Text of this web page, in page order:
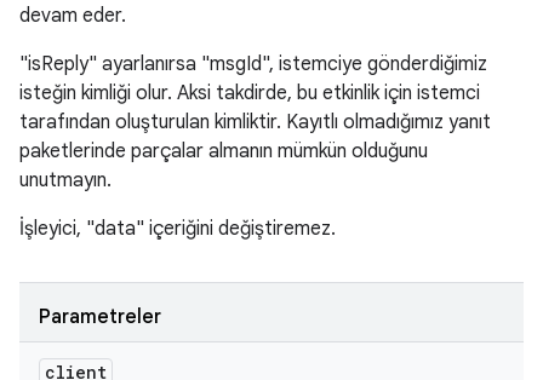
devam eder.
"isReply" ayarlanırsa "msgId", istemciye gönderdiğimiz
isteğin kimliği olur. Aksi takdirde, bu etkinlik için istemci
tarafından oluşturulan kimliktir. Kayıtlı olmadığımız yanıt
paketlerinde parçalar almanın mümkün olduğunu
unutmayın.
İşleyici, "data" içeriğini değiştiremez.
Parametreler
client